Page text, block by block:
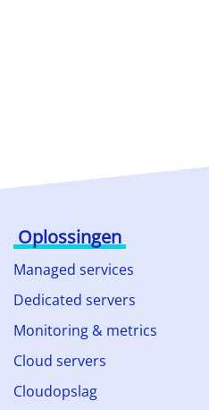
Oplossingen
Managed services
Dedicated servers
Monitoring & metrics
Cloud servers
Cloudopslag